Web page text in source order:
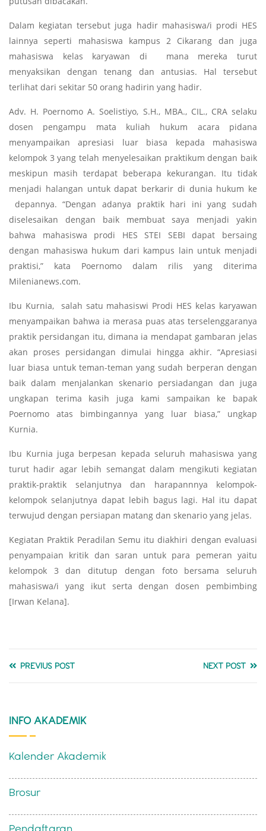
Dalam kegiatan tersebut juga hadir mahasiswa/i prodi HES
lainnya seperti mahasiswa kampus 2 Cikarang dan juga
mahasiswa kelas karyawan di mana mereka turut
menyaksikan dengan tenang dan antusias. Hal tersebut
terlihat dari sekitar 50 orang hadirin yang hadir.
Adv. H. Poernomo A. Soelistiyo, S.H., MBA., CIL., CRA selaku
dosen pengampu mata kuliah hukum acara pidana
menyampaikan apresiasi luar biasa kepada mahasiswa
kelompok 3 yang telah menyelesaikan praktikum dengan baik
meskipun masih terdapat beberapa kekurangan. Itu tidak
menjadi halangan untuk dapat berkarir di dunia hukum ke
depannya. “Dengan adanya praktik hari ini yang sudah
diselesaikan dengan baik membuat saya menjadi yakin
bahwa mahasiswa prodi HES STEI SEBI dapat bersaing
dengan mahasiswa hukum dari kampus lain untuk menjadi
praktisi,” kata Poernomo dalam rilis yang diterima
Milenianews.com.
Ibu Kurnia, salah satu mahasiswi Prodi HES kelas karyawan
menyampaikan bahwa ia merasa puas atas terselenggaranya
praktik persidangan itu, dimana ia mendapat gambaran jelas
akan proses persidangan dimulai hingga akhir. “Apresiasi
luar biasa untuk teman-teman yang sudah berperan dengan
baik dalam menjalankan skenario persiadangan dan juga
ungkapan terima kasih juga kami sampaikan ke bapak
Poernomo atas bimbingannya yang luar biasa,” ungkap
Kurnia.
Ibu Kurnia juga berpesan kepada seluruh mahasiswa yang
turut hadir agar lebih semangat dalam mengikuti kegiatan
praktik-praktik selanjutnya dan harapannnya kelompok-
kelompok selanjutnya dapat lebih bagus lagi. Hal itu dapat
terwujud dengan persiapan matang dan skenario yang jelas.
Kegiatan Praktik Peradilan Semu itu diakhiri dengan evaluasi
penyampaian kritik dan saran untuk para pemeran yaitu
kelompok 3 dan ditutup dengan foto bersama seluruh
mahasiswa/i yang ikut serta dengan dosen pembimbing
[Irwan Kelana].
PREVIUS POST NEXT POST
INFO AKADEMIK
Kalender Akademik
Brosur
Pendaftaran